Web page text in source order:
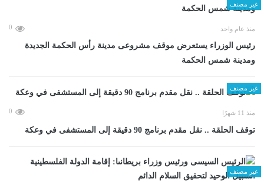
غير مصنف
منذ عام واحد 0
رئيس الوزراء يستعرض موقف مشروعى مدينة رأس الحكمة الجديدة
ومدينة شمس الحكمة
غير مصنف
منذ 11 شهرًا 0
توقف الحلقة .. نقل مقدم برنامج 90 دقيقة إلى المستشفى في وعكة
غير مصنف